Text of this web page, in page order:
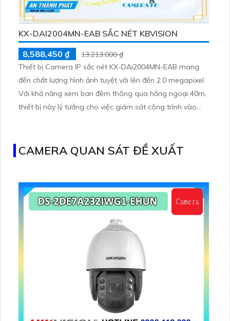
KX-DAI2004MN-EAB SẮC NÉT KBVISION
8,588,450 ₫
13,213,000 ₫
Thiết bị Camera IP sắc nét KX-DAi2004MN-EAB mang
đến chất lượng hình ảnh tuyệt vời lên đến 2.0 megapixel.
Với khả năng xem ban đêm thông qua hồng ngoại 40m,
thiết bị này lý tưởng cho việc giám sát công trình vào
rõ nét
CAMERA QUAN SÁT ĐỀ XUẤT